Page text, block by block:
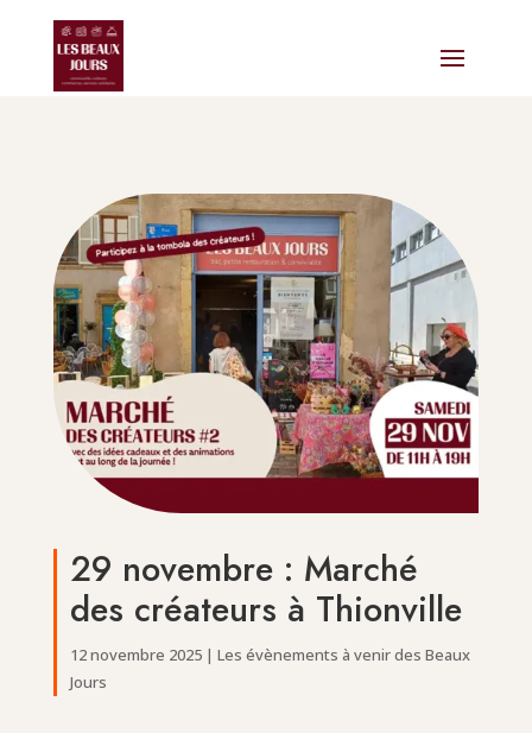
29 novembre : Marché
des créateurs à Thionville
12 novembre 2025| Les évènements à venir des Beaux
Jours